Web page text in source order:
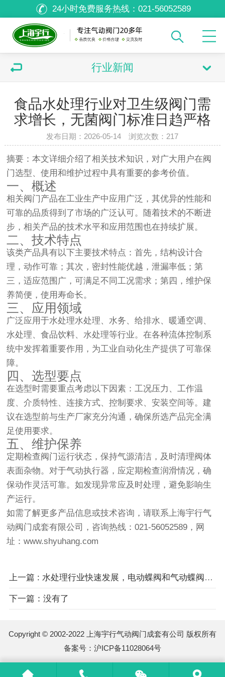
24小时免费服务热线： 021-56052589
行业新闻
食品水处理行业对卫生级阀门需
求增长，无菌阀门标准日趋严格
发布日期：2026-05-14 浏览次数： 217
摘要：本文详细介绍了相关技术知识，对广大用户在阀
门选型、使用和维护过程中具有重要的参考价值。
一、概述
相关阀门产品在工业生产中应用广泛，其优异的性能和
可靠的品质得到了市场的广泛认可。随着技术的不断进
步，相关产品的技术水平和应用范围也在持续扩展。
二、技术特点
该类产品具有以下主要技术特点：首先，结构设计合
理，动作可靠；其次，密封性能优越，泄漏率低；第
三，适应范围广，可满足不同工况需求；第四，维护保
养简便，使用寿命长。
三、应用领域
广泛应用于水处理水处理、水务、给排水、暖通空调、
水处理、食品饮料、水处理等行业。在各种流体控制系
统中发挥着重要作用，为工业自动化生产提供了可靠保
障。
四、选型要点
在选型时需要重点考虑以下因素：工况压力、工作温
度、介质特性、连接方式、控制要求、安装空间等。建
议在选型前与生产厂家充分沟通，确保所选产品完全满
足使用要求。
五、维护保养
定期检查阀门运行状态，保持气源清洁，及时清理阀体
表面杂物。对于气动执行器，应定期检查润滑情况，确
保动作灵活可靠。如发现异常应及时处理，避免影响生
产运行。
如需了解更多产品信息或技术咨询，请联系上海宇行气
动阀门成套有限公司，咨询热线：021-56052589，网
址：www.shyuhang.com
上一篇 : 水处理行业快速发展，电动蝶阀和气动蝶阀需求旺盛
下一篇：没有了
Copyright © 2002-2022 上海宇行气动阀门成套有公司 版权所有
备案号： 沪ICP备11028064号